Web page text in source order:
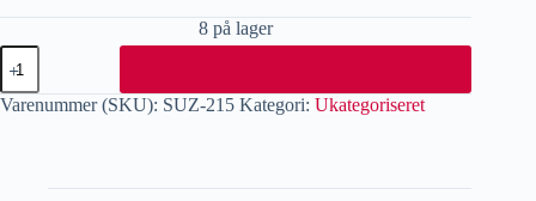
8 på lager
Varenummer (SKU): SUZ-215 Kategori: Ukategoriseret